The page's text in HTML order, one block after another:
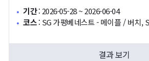
기간: 2026-05-28 ~ 2026-06-04
코스: SG 가평베네스트 - 메이플 / 버치,
결과 보기